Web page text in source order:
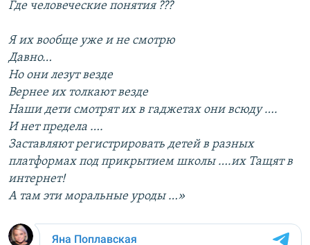
Где человеческие понятия ???
Я их вообще уже и не смотрю
Давно…
Но они лезут везде
Вернее их толкают везде
Наши дети смотрят их в гаджетах они всюду ….
И нет предела ….
Заставляют регистрировать детей в разных
платформах под прикрытием школы ….их Тащят в
интернет!
А там эти моральные уроды …»